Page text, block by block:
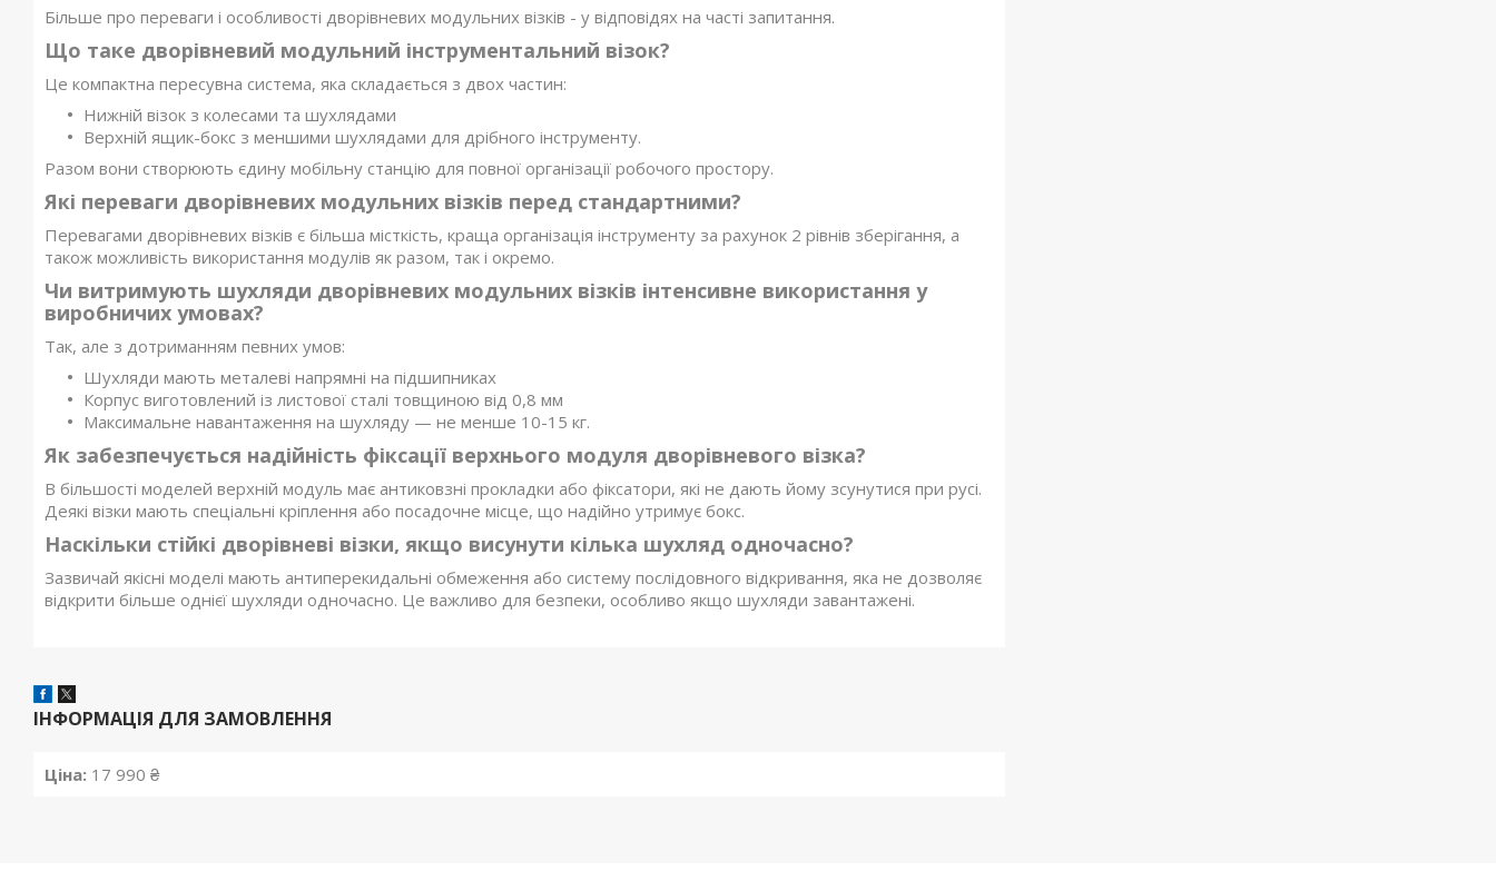
Більше про переваги і особливості дворівневих модульних візків - у відповідях на часті запитання.
Що таке дворівневий модульний інструментальний візок?
Це компактна пересувна система, яка складається з двох частин:
Нижній візок з колесами та шухлядами
Верхній ящик-бокс з меншими шухлядами для дрібного інструменту.
Разом вони створюють єдину мобільну станцію для повної організації робочого простору.
Які переваги дворівневих модульних візків перед стандартними?
Перевагами дворівневих візків є більша місткість, краща організація інструменту за рахунок 2 рівнів зберігання, а
також можливість використання модулів як разом, так і окремо.
Чи витримують шухляди дворівневих модульних візків інтенсивне використання у
виробничих умовах?
Так, але з дотриманням певних умов:
Шухляди мають металеві напрямні на підшипниках
Корпус виготовлений із листової сталі товщиною від 0,8 мм
Максимальне навантаження на шухляду — не менше 10-15 кг.
Як забезпечується надійність фіксації верхнього модуля дворівневого візка?
В більшості моделей верхній модуль має антиковзні прокладки або фіксатори, які не дають йому зсунутися при русі.
Деякі візки мають спеціальні кріплення або посадочне місце, що надійно утримує бокс.
Наскільки стійкі дворівневі візки, якщо висунути кілька шухляд одночасно?
Зазвичай якісні моделі мають антиперекидальні обмеження або систему послідовного відкривання, яка не дозволяє
відкрити більше однієї шухляди одночасно. Це важливо для безпеки, особливо якщо шухляди завантажені.
ІНФОРМАЦІЯ ДЛЯ ЗАМОВЛЕННЯ
Ціна: 17 990 ₴